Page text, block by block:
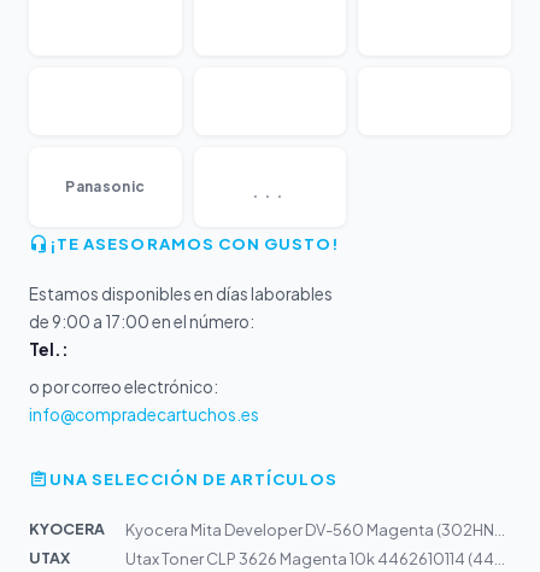
Panasonic ...
¡TE ASESORAMOS CON GUSTO!
Estamos disponibles en días laborables
de 9:00 a 17:00 en el número:
Tel.:
o por correo electrónico:
info@compradecartuchos.es
UNA SELECCIÓN DE ARTÍCULOS
KYOCERA
UTAX